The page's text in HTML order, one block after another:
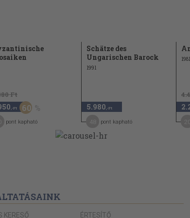
Ft
,-Ft 60
pont kapható
Schätze des
Ungarischen Barock
1991
5.980 ,-Ft
pont kapható
1981
KERESŐ ÉRTESÍTŐ